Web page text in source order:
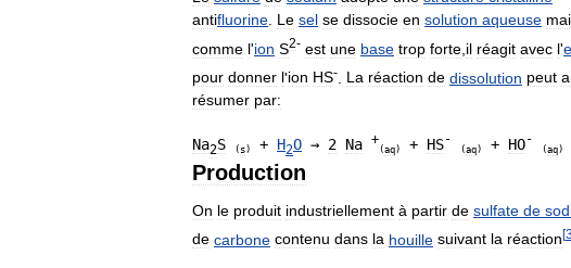
antifluorine Le sel se dissocie en solution aqueuse
comme l'ion S2- est une base trop forte il réagit avec l'
pour donner l'ion HS- La réaction de dissolution peut
résumer par:
Na2S (s) + H2O → 2 Na +
(aq) + HS-
(aq) + HO-
(aq)
Production
On le produit industriellement à partir de sulfate de
de carbone contenu dans la houille suivant la réaction[3